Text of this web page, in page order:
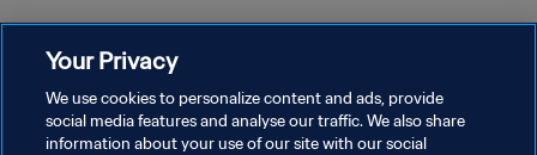
سياسة الخصوصية
Your Privacy
We use cookies to personalize content and ads, provide
social media features and analyse our traffic. We also share
information about your use of our site with our social